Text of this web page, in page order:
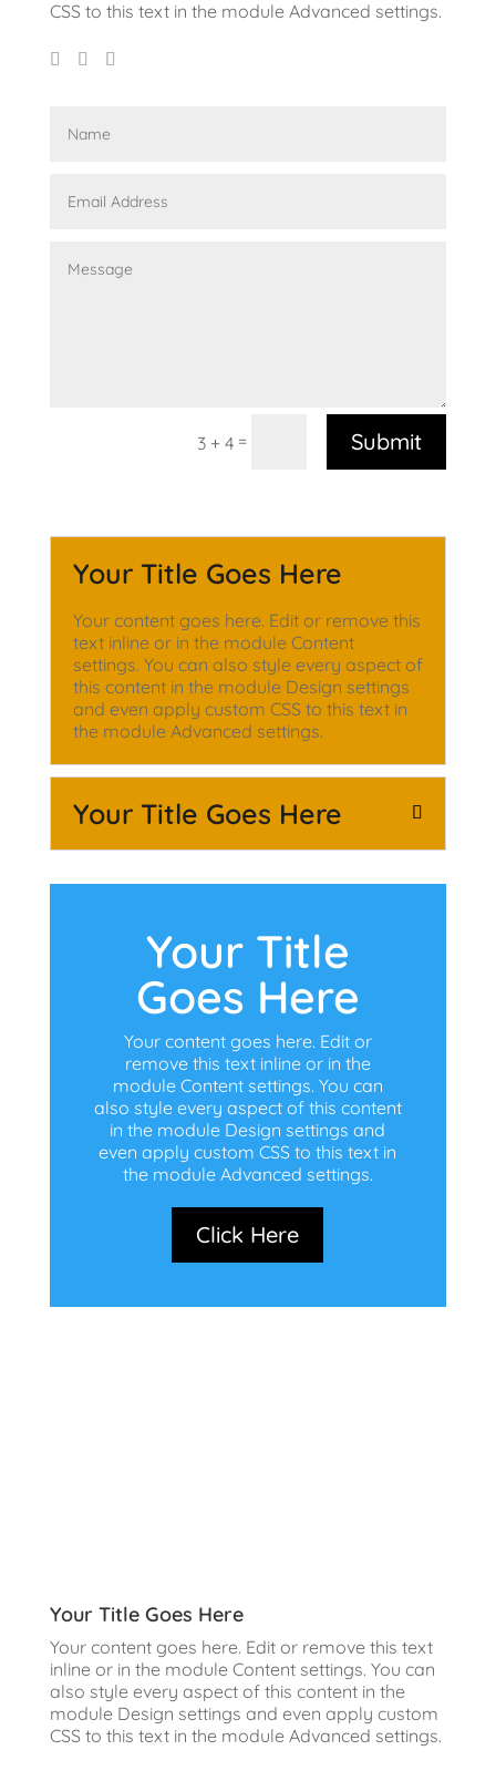
CSS to this text in the module Advanced settings.
3 + 4 = Submit
Your Title Goes Here
Your content goes here. Edit or remove this
text inline or in the module Content
settings. You can also style every aspect of
this content in the module Design settings
and even apply custom CSS to this text in
the module Advanced settings.
Your Title Goes Here
Your Title
Goes Here
Your content goes here. Edit or
remove this text inline or in the
module Content settings. You can
also style every aspect of this content
in the module Design settings and
even apply custom CSS to this text in
the module Advanced settings.
Click Here
Your Title Goes Here
Your content goes here. Edit or remove this text
inline or in the module Content settings. You can
also style every aspect of this content in the
module Design settings and even apply custom
CSS to this text in the module Advanced settings.